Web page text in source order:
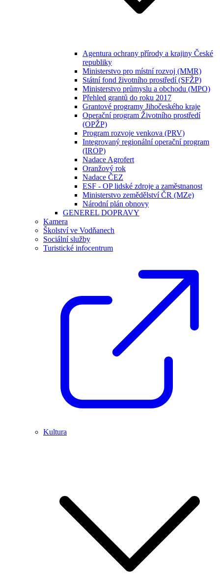
Agentura ochrany přírody a krajiny České
republiky
Ministerstvo pro místní rozvoj (MMR)
Státní fond životního prostředí (SFŽP)
Ministerstvo průmyslu a obchodu (MPO)
Přehled grantů do roku 2017
Grantové programy Jihočeského kraje
Operační program Životního prostředí
(OPŽP)
Program rozvoje venkova (PRV)
Integrovaný regionální operační program
(IROP)
Nadace Agrofert
Oranžový rok
Nadace ČEZ
ESF - OP lidské zdroje a zaměstnanost
Ministerstvo zemědělství ČR (MZe)
Národní plán obnovy
GENEREL DOPRAVY
Kamera
Školství ve Vodňanech
Sociální služby
Turistické infocentrum
Kultura